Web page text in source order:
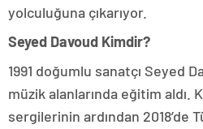
yolculuğuna çıkarıyor.
Seyed Davoud Kimdir?
1991 doğumlu sanatçı Seyed
müzik alanlarında eğitim aldı.
sergilerinin ardından 2018’de